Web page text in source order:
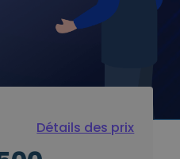
Détails des prix